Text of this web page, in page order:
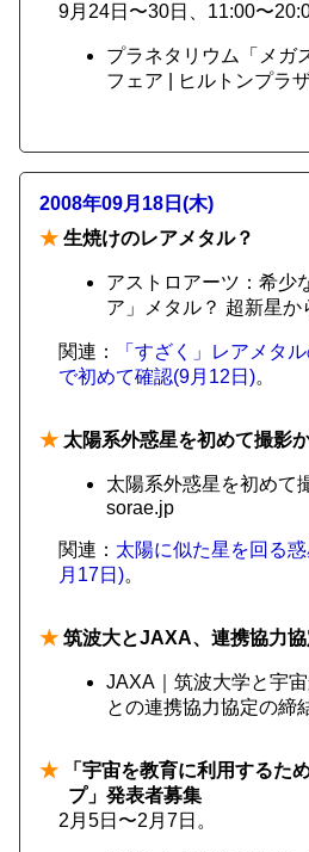
9月24日〜30日、11:00〜
プラネタリウム「メガ
フェア | ヒルトンプラ
2008年09月18日(木)
★ 生焼けのレアメタル？
アストロアーツ：希少
ア」メタル？ 超新星か
関連：
「すざく」レアメタ
で初めて確認(9月12日)。
★ 太陽系外惑星を初めて撮影
太陽系外惑星を初めて
sorae.jp
関連： 太陽に似た星を回る
月17日)。
★ 筑波大とJAXA、連携協力
JAXA｜筑波大学と宇
との連携協力協定の締
★ 「宇宙を教育に利用するた
プ」発表者募集
2月5日〜2月7日。